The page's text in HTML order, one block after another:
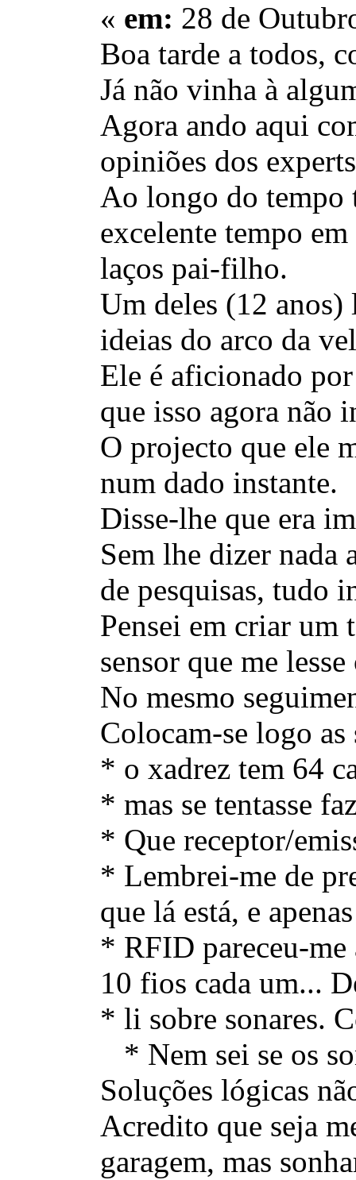
« em: 28 de
Boa tarde a todos,
Já não vinha à
Agora ando aqui
opiniões dos
Ao longo do tempo
excelente tempo
laços pai-filho.
Um deles (12 anos)
ideias do arco da
Ele é aficionado
que isso agora não
O projecto que ele
num dado instante.
Disse-lhe que era
Sem lhe dizer nada
de pesquisas, tudo
Pensei em criar um
sensor que me
No mesmo
Colocam-se logo
* o xadrez tem 64
* mas se tentasse
* Que receptor/
* Lembrei-me de
que lá está, e
* RFID pareceu-
10 fios cada um...
* li sobre sonares.
* Nem sei se os
Soluções lógicas
Acredito que seja
garagem, mas